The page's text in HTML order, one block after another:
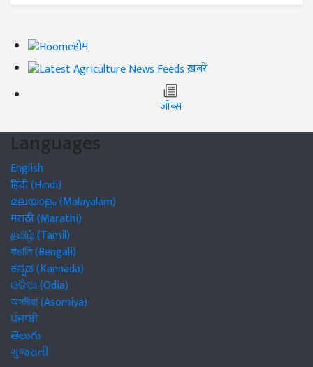
होम
ख़बरें
जॉब्स
Languages
English
हिंदी (Hindi)
മലയാളം (Malayalam)
मराठी (Marathi)
தமிழ் (Tamil)
বাঙালি (Bengali)
ಕನ್ನಡ (Kannada)
ଓଡିଆ (Odia)
অসমীয়া (Asomiya)
ਪੰਜਾਬੀ
తెలుగు
ગુજરાતી